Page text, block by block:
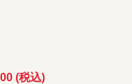
(税込)